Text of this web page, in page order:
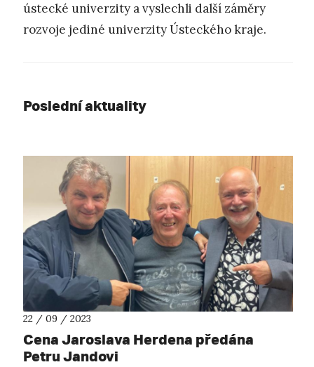
ústecké univerzity a vyslechli další záměry
rozvoje jediné univerzity Ústeckého kraje.
Poslední aktuality
22 / 09 / 2023
Cena Jaroslava Herdena předána
Petru Jandovi